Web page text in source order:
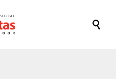
